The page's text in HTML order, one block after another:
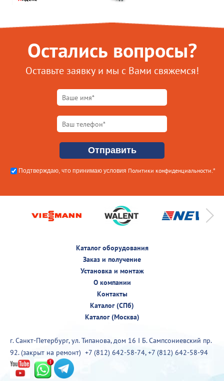
Остались вопросы?
Оставьте заявку и мы с Вами свяжемся!
Подтверждаю, что принимаю условия Политики конфиденциальности .*
Каталог оборудования
Заказ и получение
Установка и монтаж
О компании
Контакты
Каталог (СПб)
Каталог (Москва)
г. Санкт-Петербург, ул. Типанова, дом 16 I Б. Сампсониевский пр.
92. (закрыт на ремонт) +7 (812) 642-58-74,+7 (812) 642-58-94